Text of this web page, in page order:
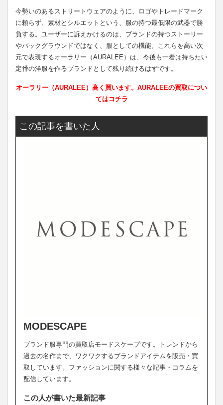
今勢いのあるストリートウェアのように、ロゴやトレードマーク
に頼らず、素材とシルエットという、服の持つ最低限の武器で勝
負する。ユーザーに訴えかけるのは、ブランドの持つストーリー
やバックグラウンドではなく、服としての機能。これらを高い次
元で表現するオーラリー（AURALEE）は、今後も一着は持ちたい
定番の洋服を作るブランドとして残り続けるはずです。
オーラリー（AURALEE）高く買います。AURALEEの買取につい
てはコチラ
この記事を書いた人
MODESCAPE
ブランド服専門の買取店モードスケープです。トレンドから
過去の名作まで、ワクワクするブランドアイテムを販売・買
取しています。ファッションに関する様々な記事・コラムを
配信しています。
この人が書いた最新記事